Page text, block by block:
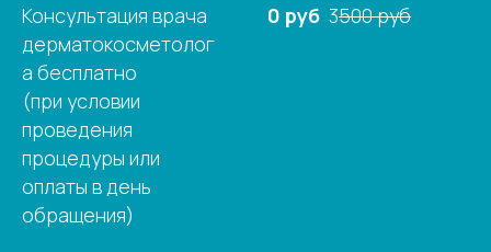
Консультация врача
дерматокосметолог
а бесплатно
(при условии
проведения
процедуры или
оплаты в день
обращения)
0 руб 3500 руб